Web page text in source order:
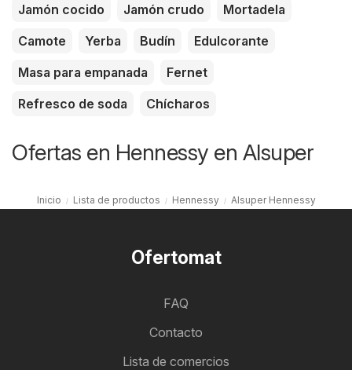
Jamón cocido
Jamón crudo
Mortadela
Camote
Yerba Budín
Edulcorante
Masa para empanada
Fernet
Refresco de soda
Chícharos
Ofertas en Hennessy en Alsuper
Inicio Lista de productos Hennessy Alsuper Hennessy
Ofertomat
FAQ
Contacto
Lista de comercios